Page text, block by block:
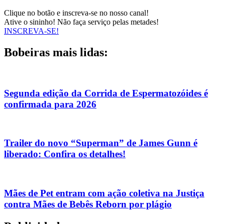
Clique no botão e inscreva-se no nosso canal!
Ative o sininho! Não faça serviço pelas metades!
INSCREVA-SE!
Bobeiras mais lidas:
Segunda edição da Corrida de Espermatozóides é
confirmada para 2026
Trailer do novo “Superman” de James Gunn é
liberado: Confira os detalhes!
Mães de Pet entram com ação coletiva na Justiça
contra Mães de Bebês Reborn por plágio